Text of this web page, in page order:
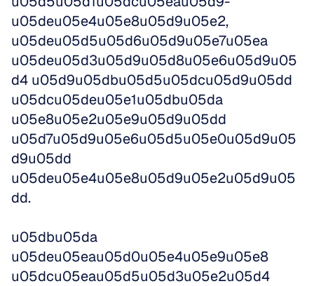
u05deu05e4u05e8u05d9u05e2,
u05deu05d5u05d6u05d9u05e7u05ea
u05deu05d3u05d9u05d8u05e6u05d9u05
d4 u05d9u05dbu05d5u05dcu05d9u05dd
u05dcu05deu05e1u05dbu05da
u05e8u05e2u05e9u05d9u05dd
u05d7u05d9u05e6u05d5u05e0u05d9u05
d9u05dd
u05deu05e4u05e8u05d9u05e2u05d9u05
dd.
u05dbu05da
u05deu05eau05d0u05e4u05e9u05e8
u05dcu05eau05d5u05d3u05e2u05d4